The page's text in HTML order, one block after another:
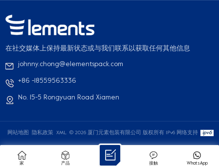
品企业能够积极减少温室气体排放，并减少垃圾填埋场的废物量。
让我们携手合作，共同推动食品行业迈向更绿色、更可持续的未
来。
在社交媒体上保持最新状态或与我们联系以获取任何其他信息
johnny.chong@elementspack.com
+86 -18559563336
No. 15-5 Rongyuan Road Xiamen
网站地图 隐私政策 XML © 2026 厦门元素包装有限公司 版权所有 IPv6 网络支持
家 产品 WhatsApp
接触